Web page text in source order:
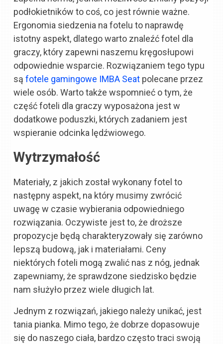
podłokietników to coś, co jest równie ważne.
Ergonomia siedzenia na fotelu to naprawdę
istotny aspekt, dlatego warto znaleźć fotel dla
graczy, który zapewni naszemu kręgosłupowi
odpowiednie wsparcie. Rozwiązaniem tego typu
sąfotele gamingowe IMBA Seat polecane przez
wiele osób. Warto także wspomnieć o tym, że
część foteli dla graczy wyposażona jest w
dodatkowe poduszki, których zadaniem jest
wspieranie odcinka lędźwiowego.
Wytrzymałość
Materiały, z jakich został wykonany fotel to
następny aspekt, na który musimy zwrócić
uwagę w czasie wybierania odpowiedniego
rozwiązania. Oczywiste jest to, że droższe
propozycje będą charakteryzowały się zarówno
lepszą budową, jak i materiałami. Ceny
niektórych foteli mogą zwalić nas z nóg, jednak
zapewniamy, że sprawdzone siedzisko będzie
nam służyło przez wiele długich lat.
Jednym z rozwiązań, jakiego należy unikać, jest
tania pianka. Mimo tego, że dobrze dopasowuje
się do naszego ciała, bardzo często traci swoją